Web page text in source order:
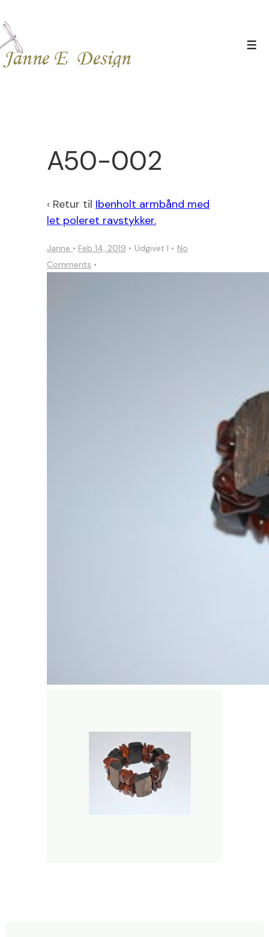
Hop
til
hovedindhold
A50-002
‹ Retur til Ibenholt armbånd med
let poleret ravstykker.
Janne • Feb 14, 2019 Udgivet I
No
Comments